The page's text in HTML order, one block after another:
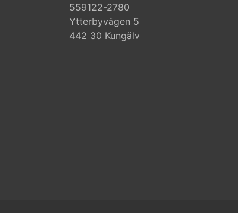
559122-2780
Ytterbyvägen 5
442 30 Kungälv